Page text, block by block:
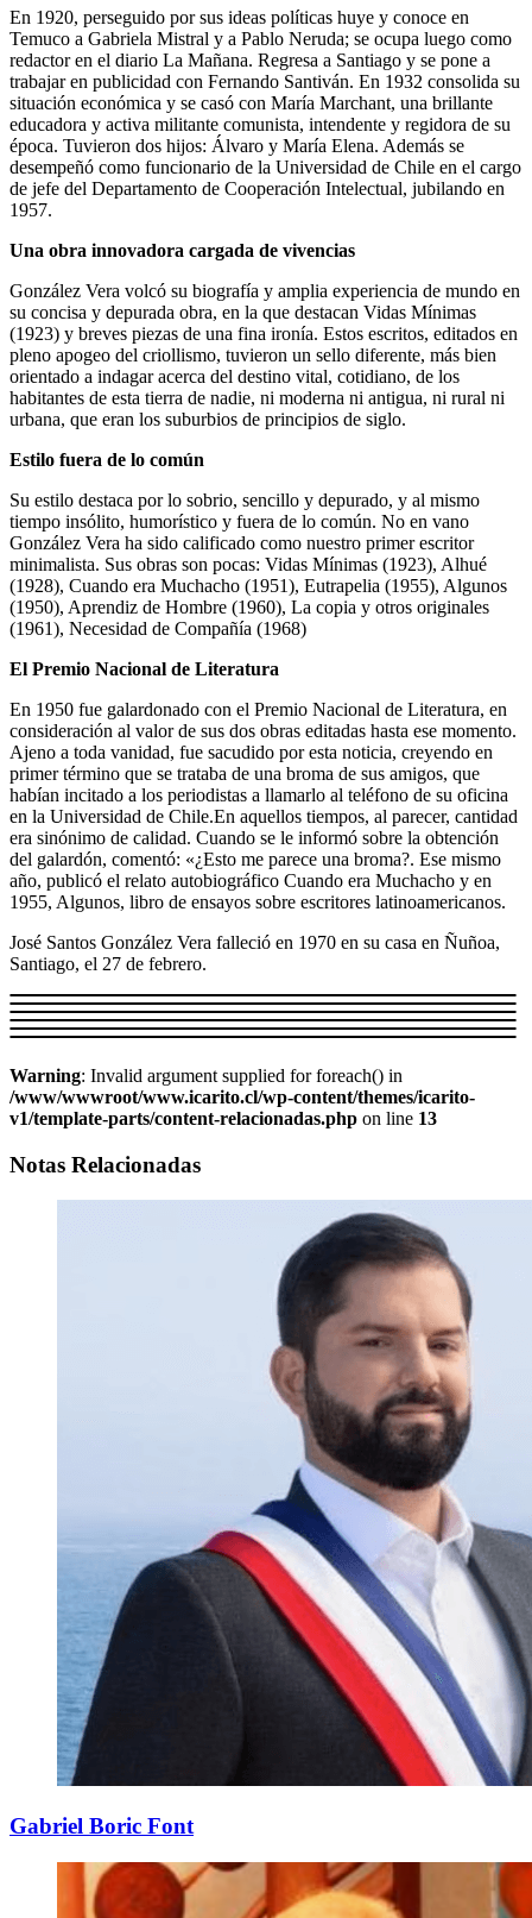
En 1920, perseguido por sus ideas políticas huye y conoce en
Temuco a Gabriela Mistral y a Pablo Neruda; se ocupa luego como
redactor en el diario La Mañana. Regresa a Santiago y se pone a
trabajar en publicidad con Fernando Santiván. En 1932 consolida su
situación económica y se casó con María Marchant, una brillante
educadora y activa militante comunista, intendente y regidora de su
época. Tuvieron dos hijos: Álvaro y María Elena. Además se
desempeñó como funcionario de la Universidad de Chile en el cargo
de jefe del Departamento de Cooperación Intelectual, jubilando en
1957.
Una obra innovadora cargada de vivencias
González Vera volcó su biografía y amplia experiencia de mundo en
su concisa y depurada obra, en la que destacan Vidas Mínimas
(1923) y breves piezas de una fina ironía. Estos escritos, editados en
pleno apogeo del criollismo, tuvieron un sello diferente, más bien
orientado a indagar acerca del destino vital, cotidiano, de los
habitantes de esta tierra de nadie, ni moderna ni antigua, ni rural ni
urbana, que eran los suburbios de principios de siglo.
Estilo fuera de lo común
Su estilo destaca por lo sobrio, sencillo y depurado, y al mismo
tiempo insólito, humorístico y fuera de lo común. No en vano
González Vera ha sido calificado como nuestro primer escritor
minimalista. Sus obras son pocas: Vidas Mínimas (1923), Alhué
(1928), Cuando era Muchacho (1951), Eutrapelia (1955), Algunos
(1950), Aprendiz de Hombre (1960), La copia y otros originales
(1961), Necesidad de Compañía (1968)
El Premio Nacional de Literatura
En 1950 fue galardonado con el Premio Nacional de Literatura, en
consideración al valor de sus dos obras editadas hasta ese momento.
Ajeno a toda vanidad, fue sacudido por esta noticia, creyendo en
primer término que se trataba de una broma de sus amigos, que
habían incitado a los periodistas a llamarlo al teléfono de su oficina
en la Universidad de Chile.En aquellos tiempos, al parecer, cantidad
era sinónimo de calidad. Cuando se le informó sobre la obtención
del galardón, comentó: «¿Esto me parece una broma?. Ese mismo
año, publicó el relato autobiográfico Cuando era Muchacho y en
1955, Algunos, libro de ensayos sobre escritores latinoamericanos.
José Santos González Vera falleció en 1970 en su casa en Ñuñoa,
Santiago, el 27 de febrero.
Warning: Invalid argument supplied for foreach() in
/www/wwwroot/www.icarito.cl/wp-content/themes/icarito-
v1/template-parts/content-relacionadas.php on line 13
Notas Relacionadas
Gabriel Boric Font